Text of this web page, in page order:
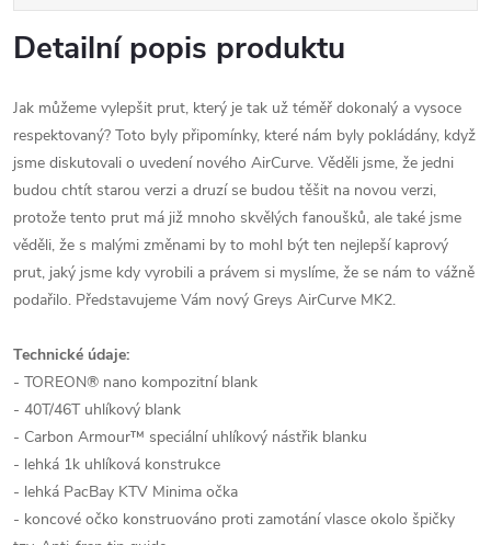
Detailní popis produktu
Jak můžeme vylepšit prut, který je tak už téměř dokonalý a vysoce
respektovaný? Toto byly připomínky, které nám byly pokládány, když
jsme diskutovali o uvedení nového AirCurve. Věděli jsme, že jedni
budou chtít starou verzi a druzí se budou těšit na novou verzi,
protože tento prut má již mnoho skvělých fanoušků, ale také jsme
věděli, že s malými změnami by to mohl být ten nejlepší kaprový
prut, jaký jsme kdy vyrobili a právem si myslíme, že se nám to vážně
podařilo. Představujeme Vám nový Greys AirCurve MK2.
Technické údaje:
- TOREON® nano kompozitní blank
- 40T/46T uhlíkový blank
- Carbon Armour™ speciální uhlíkový nástřik blanku
- lehká 1k uhlíková konstrukce
- lehká PacBay KTV Minima očka
- koncové očko konstruováno proti zamotání vlasce okolo špičky